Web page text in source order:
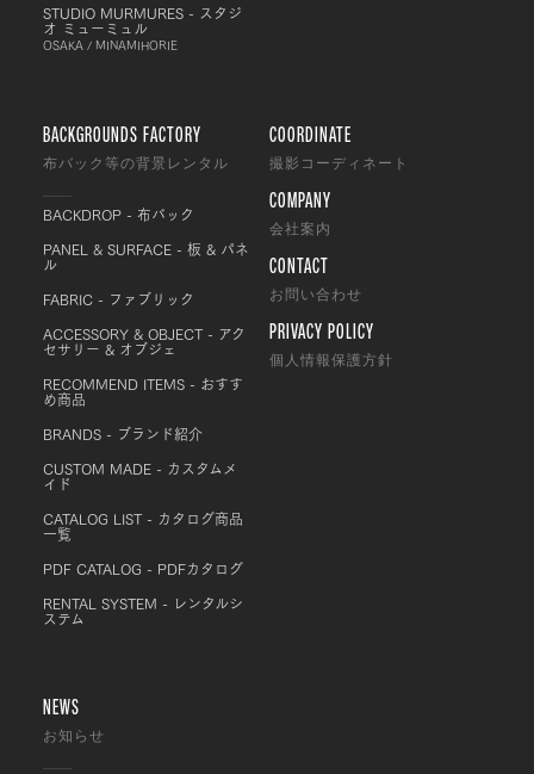
STUDIO MURMURES - スタジ
オ ミューミュル
OSAKA / MINAMIHORIE
BACKGROUNDS FACTORY
布バック等の背景レンタル
BACKDROP - 布バック
PANEL & SURFACE - 板 & パネ
ル
FABRIC - ファブリック
ACCESSORY & OBJECT - アク
セサリー & オブジェ
RECOMMEND ITEMS - おすす
め商品
BRANDS - ブランド紹介
CUSTOM MADE - カスタムメ
イド
CATALOG LIST - カタログ商品
一覧
PDF CATALOG - PDFカタログ
RENTAL SYSTEM - レンタルシ
ステム
COORDINATE
撮影コーディネート
COMPANY
会社案内
CONTACT
お問い合わせ
PRIVACY POLICY
個人情報保護方針
NEWS
お知らせ